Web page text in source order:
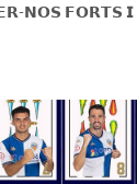
𝗡𝗢𝗦 𝗙𝗢𝗥𝗧𝗦